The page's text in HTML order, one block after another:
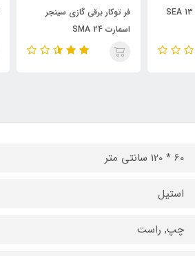
فر توکار برقی گازی سینجر
اسمارت SMA 24
60 * 120 سانتی متر
استیل
چپ, راست